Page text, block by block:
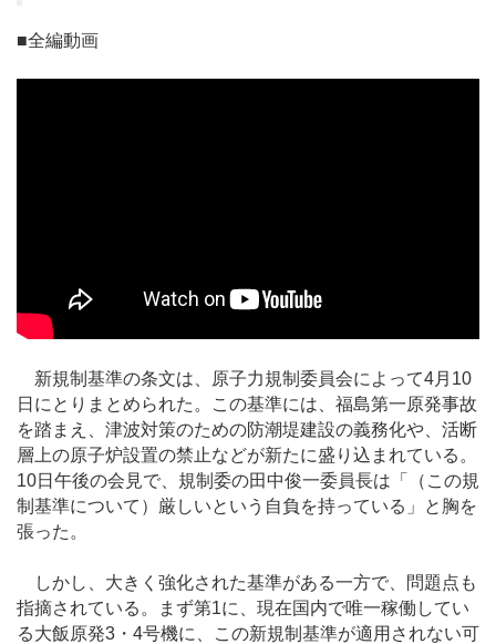
■全編動画
新規制基準の条文は、原子力規制委員会によって4月10
日にとりまとめられた。この基準には、福島第一原発事故
を踏まえ、津波対策のための防潮堤建設の義務化や、活断
層上の原子炉設置の禁止などが新たに盛り込まれている。
10日午後の会見で、規制委の田中俊一委員長は「（この規
制基準について）厳しいという自負を持っている」と胸を
張った。
しかし、大きく強化された基準がある一方で、問題点も
指摘されている。まず第1に、現在国内で唯一稼働してい
る大飯原発3・4号機に、この新規制基準が適用されない可